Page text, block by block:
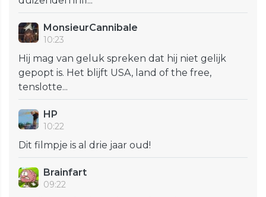
MonsieurCannibale
10:23
Hij mag van geluk spreken dat hij niet gelijk
gepopt is. Het blijft USA, land of the free,
tenslotte...
HP
10:22
Dit filmpje is al drie jaar oud!
Brainfart
09:22